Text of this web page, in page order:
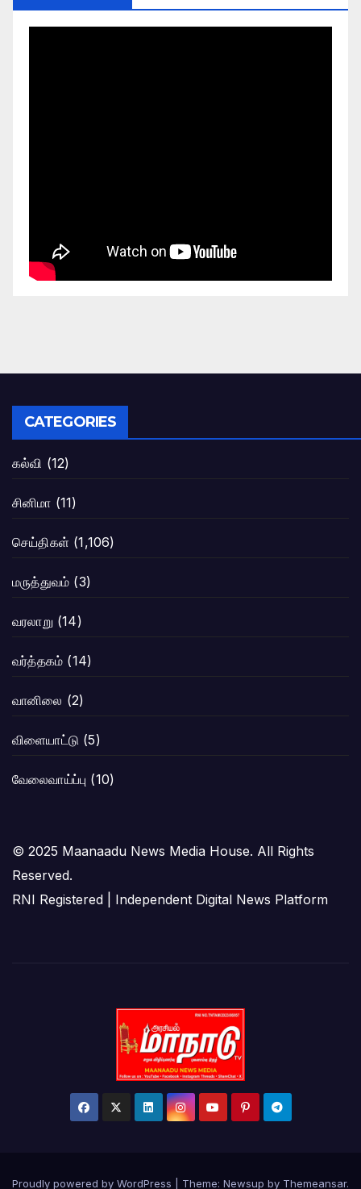
CATEGORIES
கல்வி (12)
சினிமா (11)
செய்திகள் (1,106)
மருத்துவம் (3)
வரலாறு (14)
வர்த்தகம் (14)
வானிலை (2)
விளையாட்டு (5)
வேலைவாய்ப்பு (10)
© 2025 Maanaadu News Media House. All Rights
Reserved.
RNI Registered | Independent Digital News Platform
Proudly powered by WordPress Theme: Newsup by Themeansar.